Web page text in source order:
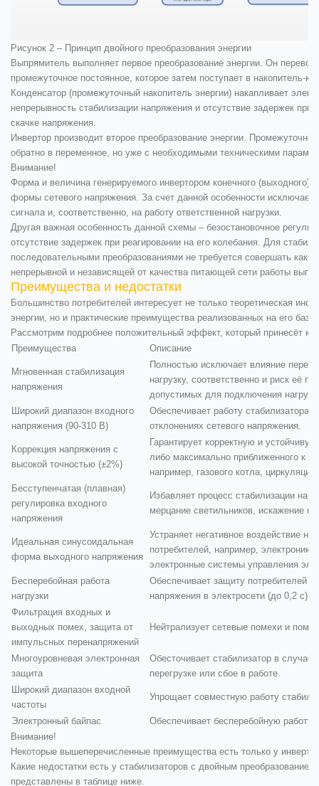
Рисунок 2 – Принцип двойного преобразования энергии
Выпрямитель выполняет первое преобразование энергии. Он
промежуточное постоянное, которое затем поступает в накопитель-
Конденсатор (промежуточный накопитель энергии) накапливает
непрерывность стабилизации напряжения и отсутствие задержек
скачке напряжения.
Инвертор производит второе преобразование энергии.
обратно в переменное, но уже с необходимыми техническими
Внимание!
Форма и величина генерируемого инвертором конечного (выходного)
формы сетевого напряжения. За счет данной особенности
сигнала и, соответственно, на работу ответственной нагрузки.
Другая важная особенность данной схемы – безостановочное
отсутствие задержек при реагировании на его колебания. Для
последовательными преобразованиями не требуется совершать
непрерывной и независящей от качества питающей сети работы
Преимущества и недостатки
Большинство потребителей интересует не только теоретическая
энергии, но и практические преимущества реализованных на его базе
Рассмотрим подробнее положительный эффект, который принесёт
Преимущества
Описание
Мгновенная стабилизация
напряжения
Полностью исключает влияние
нагрузку, соответственно и риск её
допустимых для подключения
Широкий диапазон входного
напряжения (90-310 В)
Обеспечивает работу стабилизатора
отклонениях сетевого напряжения.
Коррекция напряжения с
высокой точностью (±2%)
Гарантирует корректную и
либо максимально приближенного к
например, газового котла,
Бесступенчатая (плавная)
регулировка входного
напряжения
Избавляет процесс стабилизации
мерцание светильников, искажение
Идеальная синусоидальная
форма выходного напряжения
Устраняет негативное воздействие
потребителей, например,
электронные системы управления
Бесперебойная работа
нагрузки
Обеспечивает защиту потребителей
напряжения в электросети (до 0,2 с).
Фильтрация входных и
выходных помех, защита от
импульсных перенапряжений
Нейтрализует сетевые помехи и
Многоуровневая электронная
защита
Обесточивает стабилизатор в случае
перегрузке или сбое в работе.
Широкий диапазон входной
частоты
Упрощает совместную работу
Электронный байпас
Обеспечивает бесперебойную работу
Внимание!
Некоторые вышеперечисленные преимущества есть только у
Какие недостатки есть у стабилизаторов с двойным
представлены в таблице ниже.